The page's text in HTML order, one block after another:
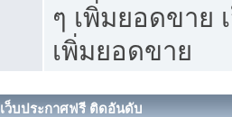
ๆ เพิ่มยอดขาย
เพิ่มยอดขาย
เว็บประกาศฟรี ติดอันดับ